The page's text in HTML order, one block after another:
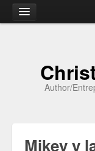
Contact
Author/
Mikey y